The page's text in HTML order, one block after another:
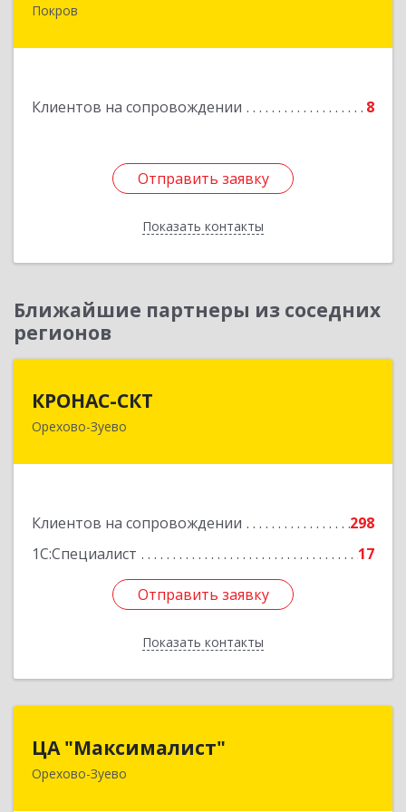
Покров
Клиентов на сопровождении 8
Отправить заявку
Показать контакты
601122, Владимирская обл, Петушинский р-н,
Отправить заявку
Назад
Ближайшие партнеры из соседних
регионов
КРОНАС-СКТ
Орехово-Зуево
Клиентов на сопровождении
298
1С:Специалист
17
Отправить заявку
Показать контакты
142600, Московская обл, Орехово-Зуево г,
Отправить заявку
Назад
ЦА "Максималист"
Орехово-Зуево
142600, Московская обл, Орехово-Зуево г,